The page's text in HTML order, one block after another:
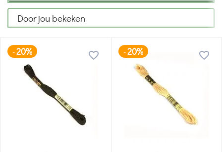
Door jou bekeken
-20% -20%